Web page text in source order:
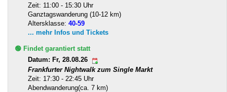
Zeit: 11:00 - 15:30 Uhr
Ganztagswanderung (10-12 km)
Altersklasse: 40-59
... mehr Infos und Tickets
🟢 Findet garantiert statt
Datum: Fr, 28.08.26
Frankfurter Nightwalk zum Single Markt
Zeit: 17:30 - 22:45 Uhr
Abendwanderung(ca. 7 km)